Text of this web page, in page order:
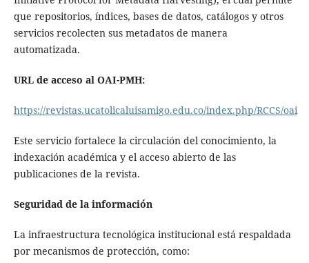
que repositorios, índices, bases de datos, catálogos y otros
servicios recolecten sus metadatos de manera
automatizada.
URL de acceso al OAI-PMH:
https://revistas.ucatolicaluisamigo.edu.co/index.php/RCCS/oai
Este servicio fortalece la circulación del conocimiento, la
indexación académica y el acceso abierto de las
publicaciones de la revista.
Seguridad de la información
La infraestructura tecnológica institucional está respaldada
por mecanismos de protección, como: